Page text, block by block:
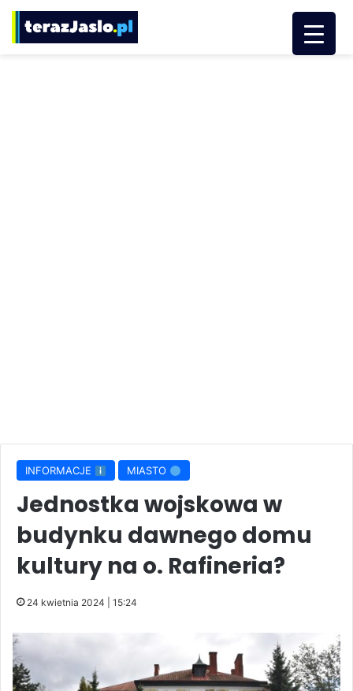
INFORMACJE MIASTO
Jednostka wojskowa w
budynku dawnego domu
kultury na o. Rafineria?
24 kwietnia 2024 | 15:24